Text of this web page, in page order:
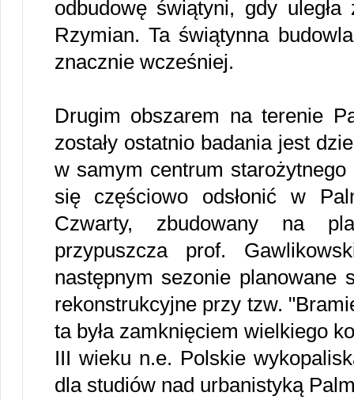
odbudowę świątyni, gdy
Rzymian. Ta świątynna
znacznie wcześniej.
Drugim obszarem na terenie
zostały ostatnio badania jest
w samym centrum
się częściowo odsłonić w
Czwarty, zbudowany na
przypuszcza prof.
następnym sezonie planowane
rekonstrukcyjne przy tzw.
ta była zamknięciem wielkiego
III wieku n.e. Polskie
dla studiów nad urbanistyką